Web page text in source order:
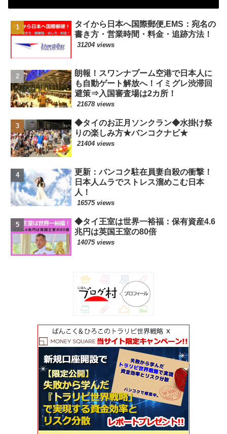
タイから日本へ国際郵便,EMS：宛名の
書き方・営業時間・料金・追跡方法！
31204 views
朗報！スワンナプーム空港で日本人に
も自動ゲート解放へ！イミグレ渋滞回
避策⇒入国審査場は2カ所！
21678 views
◆タイのお正月ソンクラン◆水掛け祭
りの楽しみ方★バンコクナビ★
21404 views
更新：バンコク駐在員妻自殺の衝撃！
日本人ムラでストレス溜めこむ日本
人！
16575 views
◆タイ王室は世界一裕福：保有資産4.6
兆円は英国王室の80倍
14075 views